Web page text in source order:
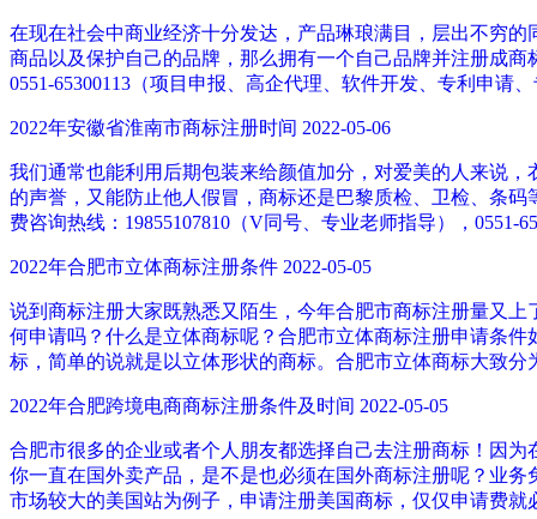
在现在社会中商业经济十分发达，产品琳琅满目，层出不穷
商品以及保护自己的品牌，那么拥有一个自己品牌并注册成
0551-65300113（项目申报、高企代理、软件开发、专利申请
2022年安徽省淮南市商标注册时间 2022-05-06
我们通常也能利用后期包装来给颜值加分，对爱美的人来说
的声誉，又能防止他人假冒，商标还是巴黎质检、卫检、条
费咨询热线：19855107810（V同号、专业老师指导），0551-
2022年合肥市立体商标注册条件 2022-05-05
说到商标注册大家既熟悉又陌生，今年合肥市商标注册量又
何申请吗？什么是立体商标呢？合肥市立体商标注册申请条
标，简单的说就是以立体形状的商标。合肥市立体商标大致分
2022年合肥跨境电商商标注册条件及时间 2022-05-05
合肥市很多的企业或者个人朋友都选择自己去注册商标！因
你一直在国外卖产品，是不是也必须在国外商标注册呢？业务
市场较大的美国站为例子，申请注册美国商标，仅仅申请费就